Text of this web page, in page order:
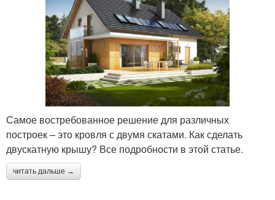
Самое востребованное решение для различных
построек – это кровля с двумя скатами. Как сделать
двускатную крышу? Все подробности в этой статье.
читать дальше →